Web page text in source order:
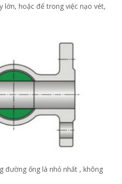
lớn, hoặc để trong việc nạo vét,
đường ống là nhỏ nhất , không